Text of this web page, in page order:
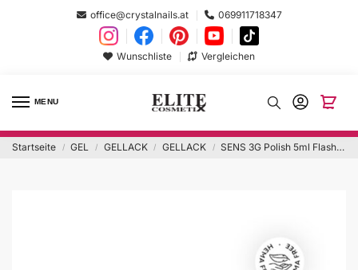
office@crystalnails.at 069911718347
Wunschliste Vergleichen
MENU
Startseite / GEL / GELLACK / GELLACK / SENS 3G Polish 5ml Flash Rose